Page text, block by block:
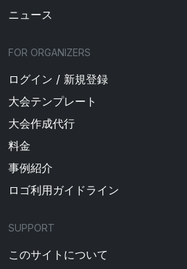
ニュース
FOR ORGANIZERS
ログイン / 新規登録
大会テンプレート
大会作成代行
料金
事例紹介
ロゴ利用ガイドライン
SUPPORT
このサイトについて